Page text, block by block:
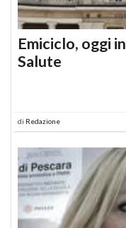
Emiciclo, oggi
Salute
di Redazione